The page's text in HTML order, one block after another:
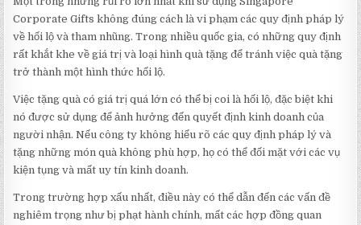
Corporate Gifts không đúng cách là vi phạm các quy định pháp lý
về hối lộ và tham nhũng. Trong nhiều quốc gia, có những quy định
rất khắt khe về giá trị và loại hình quà tặng để tránh việc quà tặng
trở thành một hình thức hối lộ.
Việc tặng quà có giá trị quá lớn có thể bị coi là hối lộ, đặc biệt khi
nó được sử dụng để ảnh hưởng đến quyết định kinh doanh của
người nhận. Nếu công ty không hiểu rõ các quy định pháp lý và
tặng những món quà không phù hợp, họ có thể đối mặt với các vụ
kiện tụng và mất uy tín kinh doanh.
Trong trường hợp xấu nhất, điều này có thể dẫn đến các vấn đề
nghiêm trọng như bị phạt hành chính, mất các hợp đồng quan